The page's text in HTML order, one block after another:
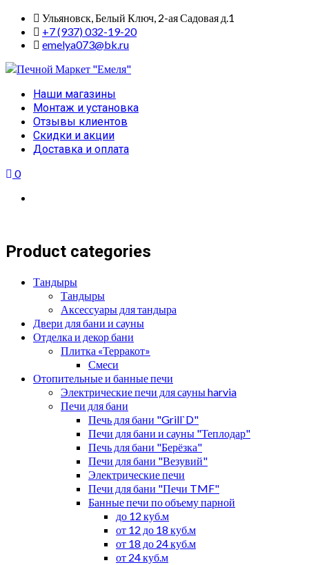
Skip
content
Ульяновск, Белый Ключ, 2-ая Садовая д.1
+7 (937) 032-19-20
emelya073@bk.ru
Primary
Menu
Наши магазины
Монтаж и установка
Отзывы клиентов
Скидки и акции
Доставка и оплата
0
Product categories
Тандыры
Тандыры
Аксессуары для тандыра
Двери для бани и сауны
Отделка и декор бани
Плитка «Терракот»
Смеси
Отопительные и банные печи
Электрические печи для сауны harvia
Печи для бани
Печь для бани "Grill`D"
Печи для бани и сауны "Теплодар"
Печь для бани "Берёзка"
Печи для бани "Везувий"
Электрические печи
Печи для бани "Печи TMF"
Банные печи по объему парной
до 12 куб.м
от 12 до 18 куб.м
от 18 до 24 куб.м
от 24 куб.м